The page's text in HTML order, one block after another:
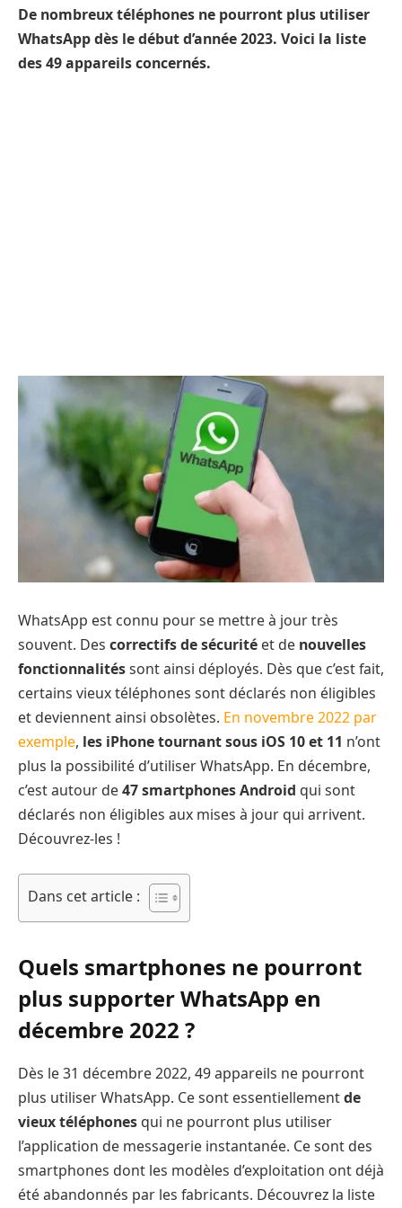
De nombreux téléphones ne pourront plus utiliser
WhatsApp dès le début d’année 2023. Voici la liste
des 49 appareils concernés.
WhatsApp est connu pour se mettre à jour très
souvent. Des correctifs de sécurité et de nouvelles
fonctionnalitéssont ainsi déployés. Dès que c’est fait,
certains vieux téléphones sont déclarés non éligibles
et deviennent ainsi obsolètes. En novembre 2022 par
exemple, les iPhone tournant sous iOS 10 et 11 n’ont
plus la possibilité d’utiliser WhatsApp. En décembre,
c’est autour de47 smartphones Android qui sont
déclarés non éligibles aux mises à jour qui arrivent.
Découvrez-les !
Dans cet article :
Quels smartphones ne pourront
plus supporter WhatsApp en
décembre 2022 ?
Dès le 31 décembre 2022, 49 appareils ne pourront
plus utiliser WhatsApp. Ce sont essentiellementde
vieux téléphones qui ne pourront plus utiliser
l’application de messagerie instantanée. Ce sont des
smartphones dont les modèles d’exploitation ont déjà
été abandonnés par les fabricants. Découvrez la liste